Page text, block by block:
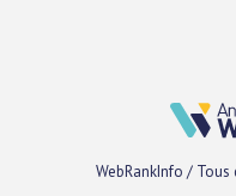
WebRankInfo /